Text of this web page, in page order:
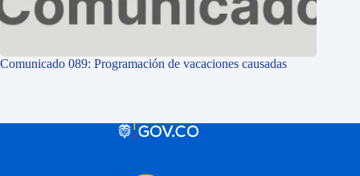
Comunicado 089: Programación de vacaciones causadas